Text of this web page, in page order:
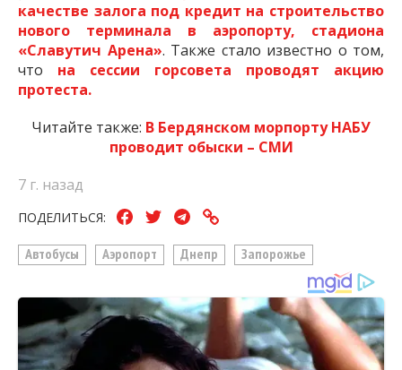
качестве залога под кредит на строительство
нового терминала в аэропорту, стадиона
«Славутич Арена». Также стало известно о том,
что на сессии горсовета проводят акцию
протеста.
Читайте также: В Бердянском морпорту НАБУ
проводит обыски – СМИ
7 г. назад
ПОДЕЛИТЬСЯ:
Автобусы Аэропорт Днепр Запорожье